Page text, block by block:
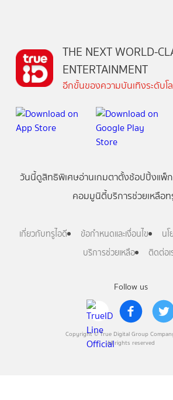
Follow us
Copyright © True Digital Group
All rights reserved
THE NEXT WORLD-
ENTERTAINMENT
อีกขั้นของความบันเทิงระดับ
วันนี้ดูสิทธิพิเศษอ่านเกมตาตั้งช้อปปิ้งแพ็
คอมมูนิตี้บริการช่วยเหลือท
เกี่ยวกับทรูไอดี ข้อกำหนดและเงื่อนไข
น
บริการช่วยเหลือ
ติดต่อเ